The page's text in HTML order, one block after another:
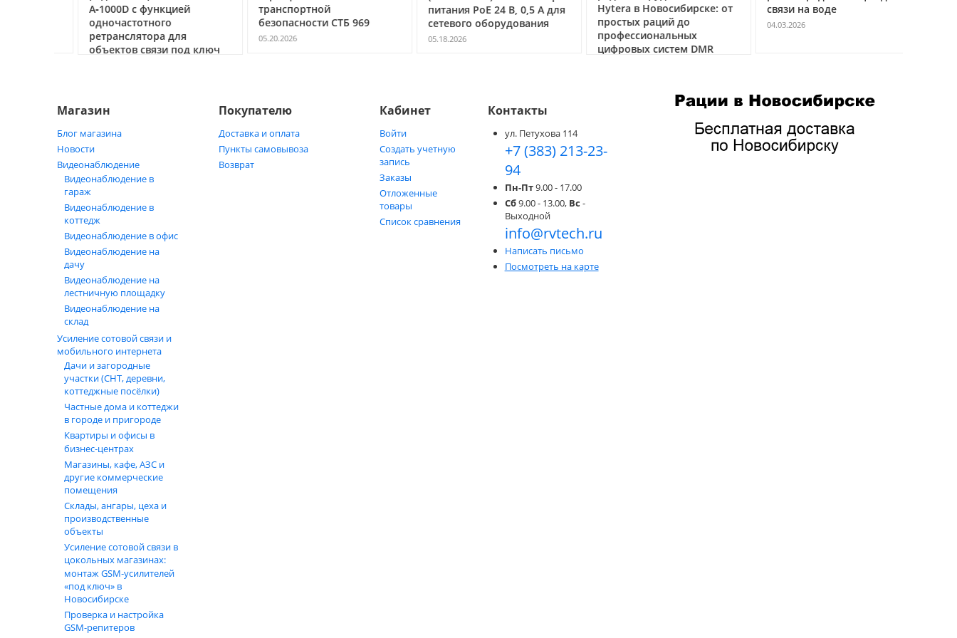
А‑1000D с функцией
одночастотного
ретранслятора для
объектов связи под ключ
транспортной
безопасности СТБ 969
05.20.2026
питания PoE 24 В, 0,5 А для
сетевого оборудования
05.18.2026
Hytera в Новосибирске: от
простых раций до
профессиональных
цифровых систем DMR
связи на воде
04.03.2026
Магазин
Блог магазина
Новости
Видеонаблюдение
Видеонаблюдение в
гараж
Видеонаблюдение в
коттедж
Видеонаблюдение в офис
Видеонаблюдение на
дачу
Видеонаблюдение на
лестничную площадку
Видеонаблюдение на
склад
Усиление сотовой связи и
мобильного интернета
Дачи и загородные
участки (СНТ, деревни,
коттеджные посёлки)
Частные дома и коттеджи
в городе и пригороде
Квартиры и офисы в
бизнес‑центрах
Магазины, кафе, АЗС и
другие коммерческие
помещения
Склады, ангары, цеха и
производственные
объекты
Усиление сотовой связи в
цокольных магазинах:
монтаж GSM‑усилителей
«под ключ» в
Новосибирске
Проверка и настройка
GSM-репитеров
Покупателю
Доставка и оплата
Пункты самовывоза
Возврат
Кабинет
Войти
Создать учетную
запись
Заказы
Отложенные
товары
Список сравнения
Контакты
ул. Петухова 114
+7 (383) 213-23-
94
Пн-Пт9.00 - 17.00
Сб9.00 - 13.00, Вс -
Выходной
info@rvtech.ru
Написать письмо
Посмотреть на карте